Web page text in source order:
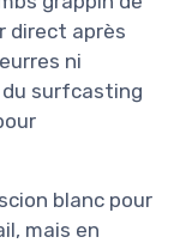
direct après
ni
du surfcasting
blanc pour
mais en